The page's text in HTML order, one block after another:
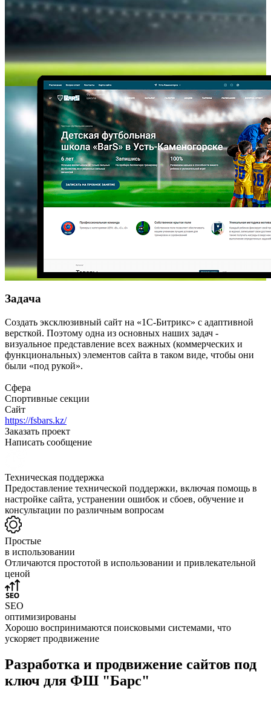
Задача
Создать эксклюзивный сайт на «1С-Битрикс» с адаптивной
версткой. Поэтому одна из основных наших задач -
визуальное представление всех важных (коммерческих и
функциональных) элементов сайта в таком виде, чтобы они
были «под рукой».
Сфера
Спортивные секции
Сайт
https://fsbars.kz/
Заказать проект
Написать сообщение
Техническая поддержка
Предоставление технической поддержки, включая помощь в
настройке сайта, устранении ошибок и сбоев, обучение и
консультации по различным вопросам
Простые
в использовании
Отличаются простотой в использовании и привлекательной
ценой
SEO
оптимизированы
Хорошо воспринимаются поисковыми системами, что
ускоряет продвижение
Разработка и продвижение сайтов под
ключ для ФШ "Барс"